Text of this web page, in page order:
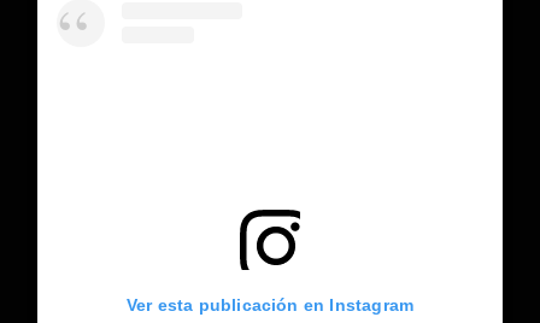
Ver esta publicación en Instagram